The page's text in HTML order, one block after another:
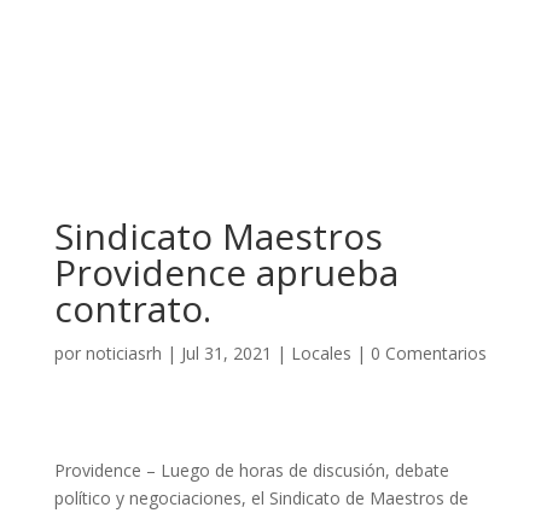
Sindicato Maestros
Providence aprueba
contrato.
por noticiasrh | Jul 31, 2021 | Locales | 0 Comentarios
Providence – Luego de horas de discusión, debate
político y negociaciones, el Sindicato de Maestros de